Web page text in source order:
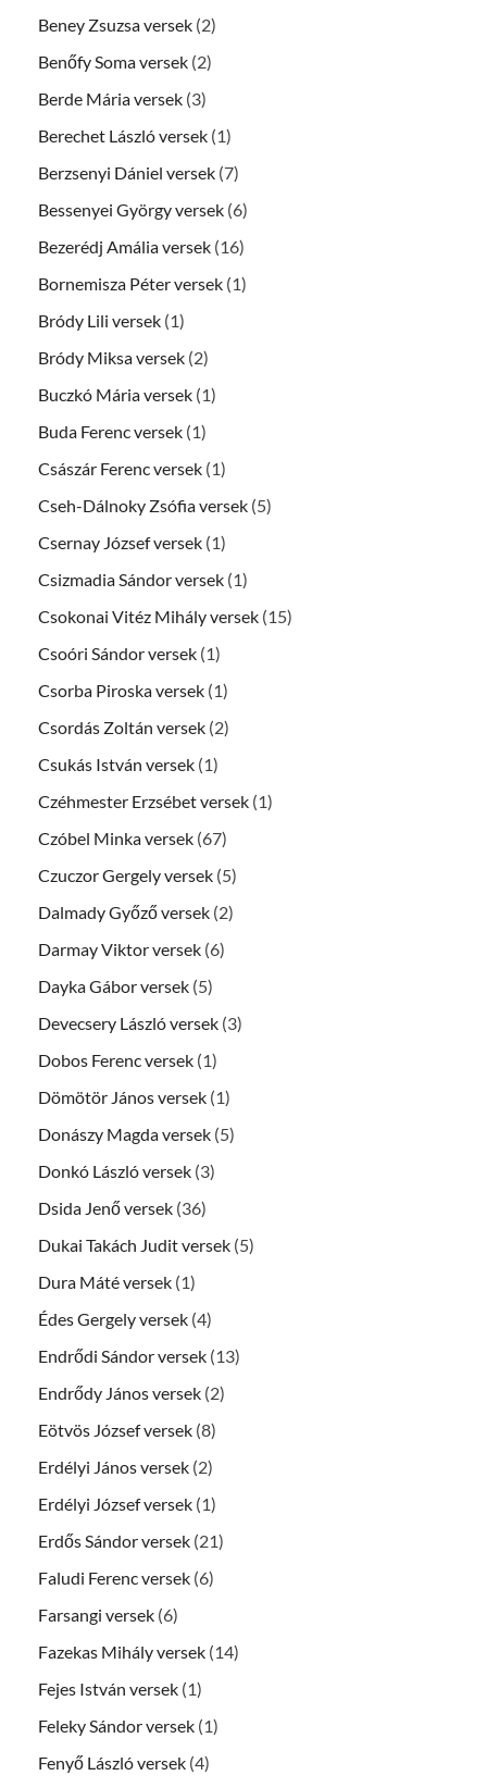
Beney Zsuzsa versek (2)
Benőfy Soma versek (2)
Berde Mária versek (3)
Berechet László versek (1)
Berzsenyi Dániel versek (7)
Bessenyei György versek (6)
Bezerédj Amália versek (16)
Bornemisza Péter versek (1)
Bródy Lili versek (1)
Bródy Miksa versek (2)
Buczkó Mária versek (1)
Buda Ferenc versek (1)
Császár Ferenc versek (1)
Cseh-Dálnoky Zsófia versek (5)
Csernay József versek (1)
Csizmadia Sándor versek (1)
Csokonai Vitéz Mihály versek (15)
Csoóri Sándor versek (1)
Csorba Piroska versek (1)
Csordás Zoltán versek (2)
Csukás István versek (1)
Czéhmester Erzsébet versek (1)
Czóbel Minka versek (67)
Czuczor Gergely versek (5)
Dalmady Győző versek (2)
Darmay Viktor versek (6)
Dayka Gábor versek (5)
Devecsery László versek (3)
Dobos Ferenc versek (1)
Dömötör János versek (1)
Donászy Magda versek (5)
Donkó László versek (3)
Dsida Jenő versek (36)
Dukai Takách Judit versek (5)
Dura Máté versek (1)
Édes Gergely versek (4)
Endrődi Sándor versek (13)
Endrődy János versek (2)
Eötvös József versek (8)
Erdélyi János versek (2)
Erdélyi József versek (1)
Erdős Sándor versek (21)
Faludi Ferenc versek (6)
Farsangi versek (6)
Fazekas Mihály versek (14)
Fejes István versek (1)
Feleky Sándor versek (1)
Fenyő László versek (4)